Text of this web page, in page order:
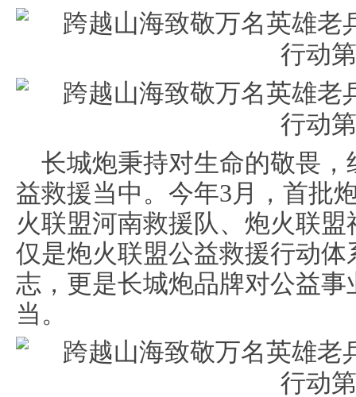
长城炮秉持对生命的敬畏
益救援当中。今年3月，首
火联盟河南救援队、炮火联
仅是炮火联盟公益救援行动
志，更是长城炮品牌对公益
当。